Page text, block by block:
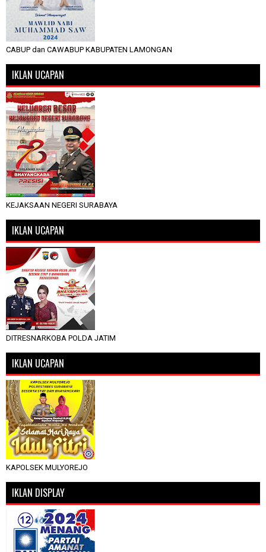
CABUP dan CAWABUP KABUPATEN LAMONGAN
IKLAN UCAPAN
KEJAKSAAN NEGERI SURABAYA
IKLAN UCAPAN
DITRESNARKOBA POLDA JATIM
IKLAN UCAPAN
KAPOLSEK MULYOREJO
IKLAN DISPLAY